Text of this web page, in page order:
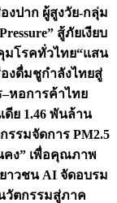
งปาก ผู้สูงวัย-กลุ่ม
สู้ภัยเงียบ
มโรคทั่วไทย“แสน
องดื่มชูกำลังไทยสู่
หอการค้าไทย
ดีย 1.46 พันล้าน
รมจัดการ PM2.5
คง” เพื่อคุณภาพ
าวชน AI จัดอบรม
วัตกรรมสู่ภาค